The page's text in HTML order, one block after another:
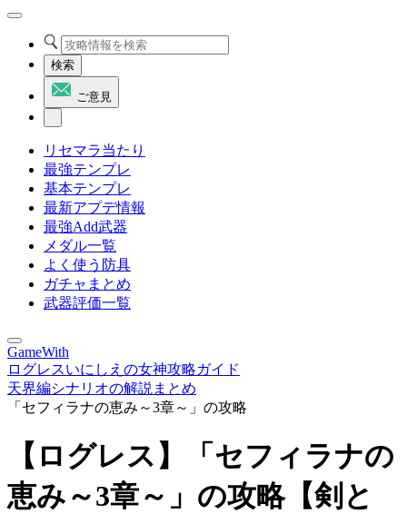
検索
ご意見
リセマラ当たり
最強テンプレ
基本テンプレ
最新アプデ情報
最強Add武器
メダル一覧
よく使う防具
ガチャまとめ
武器評価一覧
GameWith
ログレスいにしえの女神攻略ガイド
天界編シナリオの解説まとめ
「セフィラナの恵み～3章～」の攻略
【ログレス】「セフィラナの
恵み～3章～」の攻略【剣と